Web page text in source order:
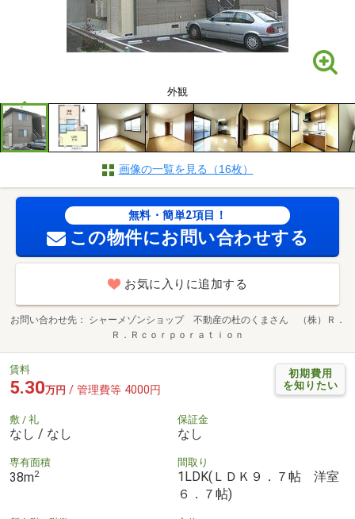
外観
画像の一覧を見る（16枚）
無料・簡単2項目！
この物件にお問い合わせする
お気に入りに追加する
お問い合わせ先
シャーメゾンショップ 不動産の杜のくまさん （株）Ｒ．
Ｒ．Ｒｃｏｒｐｏｒａｔｉｏｎ
初期費用
を知りたい
賃料
5.30万円 / 管理費等 4000円
敷 / 礼
なし / なし
保証金
なし
専有面積
38m2
間取り
1LDK(ＬＤＫ９．７帖 洋室
６．７帖)